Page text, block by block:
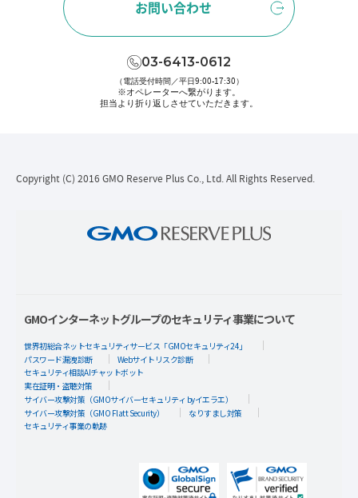
お問い合わせ
03-6413-0612
（電話受付時間／平日9:00-17:30）
※オペレーターへ繋がります。
担当より折り返しさせていただきます。
Copyright (C) 2016 GMO Reserve Plus Co., Ltd. All Rights Reserved.
GMOインターネットグループのセキュリティ事業について
世界初総合ネットセキュリティサービス「GMOセキュリティ24」
パスワード漏洩診断
Webサイトリスク診断
セキュリティ相談AIチャットボット
実在証明・盗聴対策
サイバー攻撃対策（GMOサイバーセキュリティ byイエラエ）
サイバー攻撃対策（GMO Flatt Security）
なりすまし対策
セキュリティ事業の軌跡